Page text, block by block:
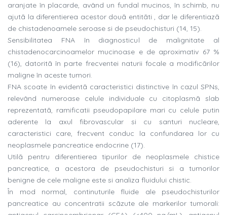
aranjate în placarde, având un fundal mucinos, în schimb, nu
ajutã la diferentierea acestor douã entitãti , dar le diferentiazã
de chistadenoamele seroase si de pseudochisturi (14, 15).
Sensibilitatea FNA în diagnosticul de malignitate al
chistadenocarcinoamelor mucinoase e de aproximativ 67 %
(16), datoritã în parte frecventei naturii focale a modificãrilor
maligne în aceste tumori.
FNA scoate în evidentã caracteristici distinctive în cazul SPNs,
relevând numeroase celule individuale cu citoplasmã slab
reprezentatã, ramificatii pseudopapilare mari cu celule putin
aderente la axul fibrovascular si cu santuri nucleare,
caracteristici care, frecvent conduc la confundarea lor cu
neoplasmele pancreatice endocrine (17).
Utilã pentru diferentierea tipurilor de neoplasmele chistice
pancreatice, a acestora de pseudochisturi si a tumorilor
benigne de cele maligne este si analiza fluidului chistic.
În mod normal, continuturile fluide ale pseudochisturilor
pancreatice au concentratii scãzute ale markerilor tumorali: